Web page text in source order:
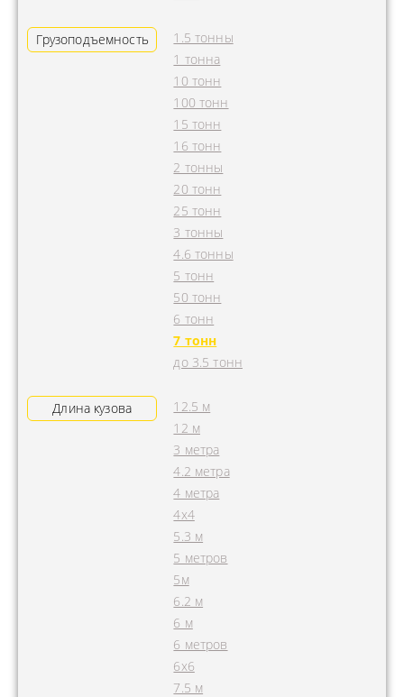
Грузоподъемность
1.5 тонны
1 тонна
10 тонн
100 тонн
15 тонн
16 тонн
2 тонны
20 тонн
25 тонн
3 тонны
4.6 тонны
5 тонн
50 тонн
6 тонн
7 тонн
до 3.5 тонн
Длина кузова
12.5 м
12 м
3 метра
4.2 метра
4 метра
4x4
5.3 м
5 метров
5м
6.2 м
6 м
6 метров
6х6
7.5 м